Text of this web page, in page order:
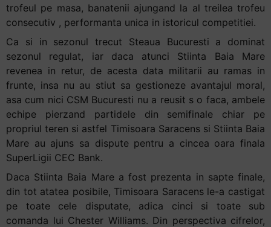
trofeul pe masa, banatenii ajungand la al treilea trofeu
consecutiv , performanta unica in istoricul competitiei.
Ca si in sezonul trecut Steaua Bucuresti a dominat
sezonul regulat, iar daca atunci Stiinta Baia Mare
revenea in retur, de acesta data militarii au ramas in
frunte, insa nu au stiut sa gestioneze avantajul moral,
asa cum nici CSM Bucuresti nu a reusit s o faca, ambele
echipe pierzand partidele din semifinale chiar pe
propriul teren si astfel Timisoara Saracens si Stiinta Baia
Mare au ajuns sa dispute pentru a cincea oara finala
SuperLigii CEC Bank.
Daca Stiinta Baia Mare a fost prezenta in sapte finale,
din tot atatea posibile, Timisoara Saracens le-a castigat
pe toate cele disputate, adica cinci si toate sub
comanda lui Chester Williams. Din perspectiva cifrelor,